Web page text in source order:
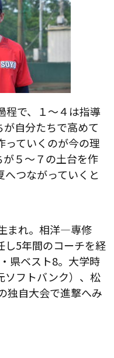
程で、１〜４は指導
自分たちで高めて
っていくのが今の理
５〜７の土台を作
つながっていくと
まれ。相洋—専修
し5年間のコーチを経
県ベスト8。大学時
ソフトバンク）、松
独自大会で進撃へみ